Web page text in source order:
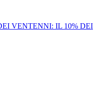
VENTENNI: IL 10% DEI